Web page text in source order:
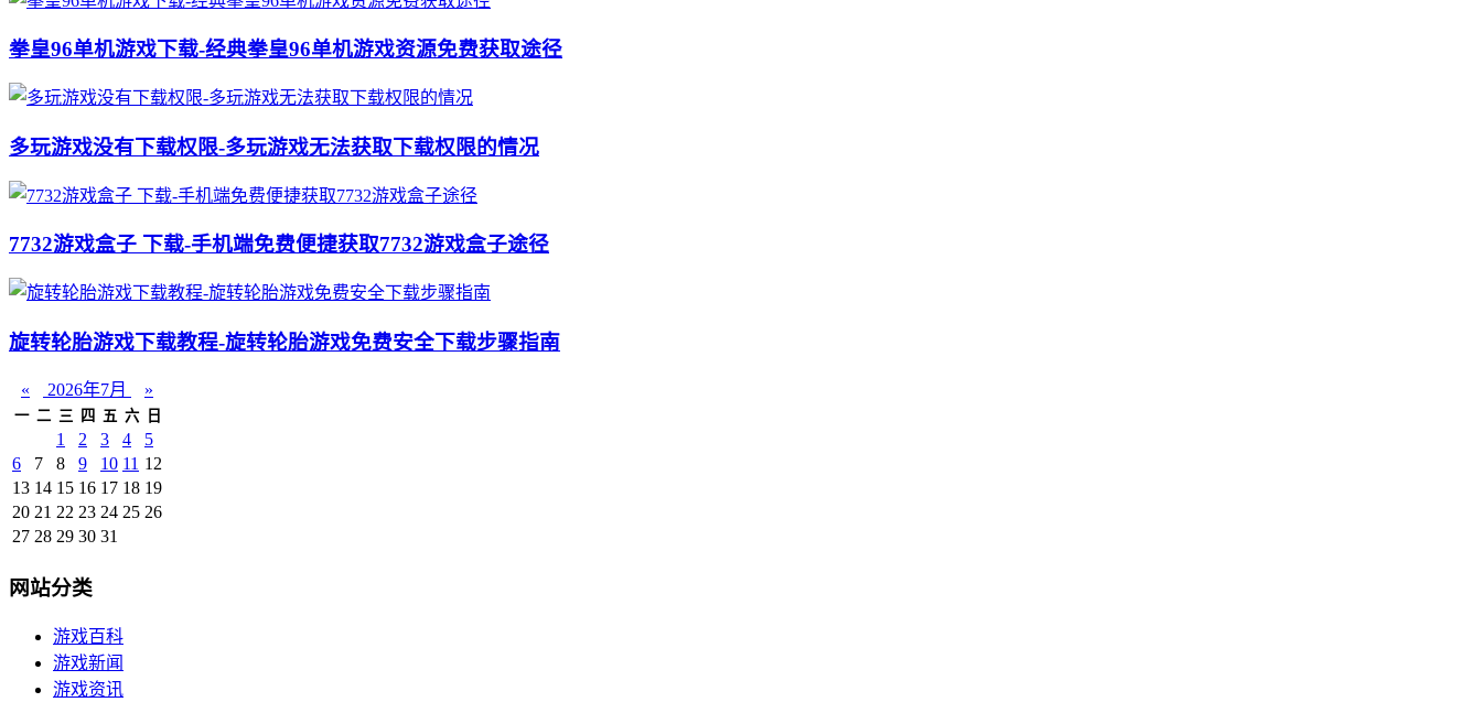
拳皇96单机游戏下载-经典拳皇96单机游戏资源免费获取途径
多玩游戏没有下载权限-多玩游戏无法获取下载权限的情况
7732游戏盒子 下载-手机端免费便捷获取7732游戏盒子途径
旋转轮胎游戏下载教程-旋转轮胎游戏免费安全下载步骤指南
« 2026年7月 »
一 二 三 四 五 六 日
1 2 3 4
5
6
7 8 9 10 11 12
13 14 15 16 17 18 19
20 21 22 23 24 25 26
27 28 29 30 31
网站分类
游戏百科
游戏新闻
游戏资讯